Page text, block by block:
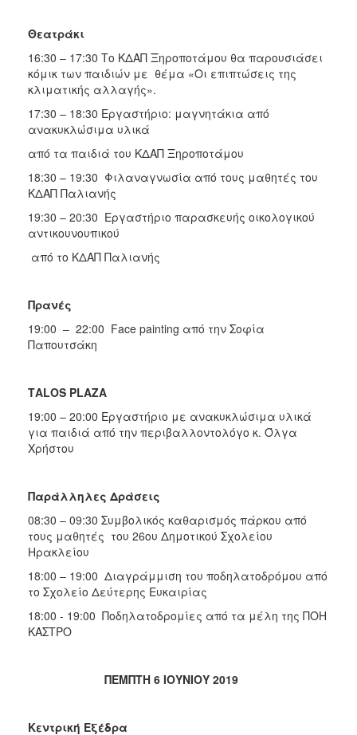
Θεατράκι
16:30 – 17:30 Το ΚΔΑΠ Ξηροποτάμου θα παρουσιάσει
κόμικ των παιδιών με θέμα «Οι επιπτώσεις της
κλιματικής αλλαγής».
17:30 – 18:30 Εργαστήριο: μαγνητάκια από
ανακυκλώσιμα υλικά
από τα παιδιά του ΚΔΑΠ Ξηροποτάμου
18:30 – 19:30 Φιλαναγνωσία από τους μαθητές του
ΚΔΑΠ Παλιανής
19:30 – 20:30 Εργαστήριο παρασκευής οικολογικού
αντικουνουπικού
από το ΚΔΑΠ Παλιανής
Πρανές
19:00 – 22:00 Face painting από την Σοφία
Παπουτσάκη
ΤΑLOS PLAZA
19:00 – 20:00 Εργαστήριο με ανακυκλώσιμα υλικά
για παιδιά από την περιβαλλοντολόγο κ. Όλγα
Χρήστου
Παράλληλες Δράσεις
08:30 – 09:30 Συμβολικός καθαρισμός πάρκου από
τους μαθητές του 26ου Δημοτικού Σχολείου
Ηρακλείου
18:00 – 19:00 Διαγράμμιση του ποδηλατοδρόμου από
το Σχολείο Δεύτερης Ευκαιρίας
18:00 - 19:00 Ποδηλατοδρομίες από τα μέλη της ΠΟΗ
ΚΑΣΤΡΟ
ΠΕΜΠΤΗ 6 ΙΟΥΝΙΟΥ 2019
Κεντρική Εξέδρα